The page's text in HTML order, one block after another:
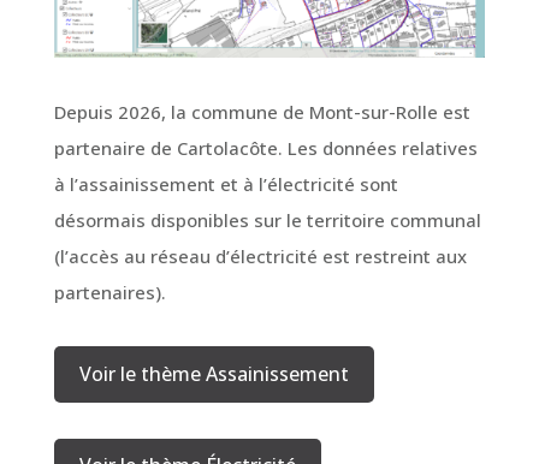
Depuis 2026, la commune de Mont-sur-Rolle est
partenaire de Cartolacôte. Les données relatives
à l’assainissement et à l’électricité sont
désormais disponibles sur le territoire communal
(l’accès au réseau d’électricité est restreint aux
partenaires).
Voir le thème Assainissement